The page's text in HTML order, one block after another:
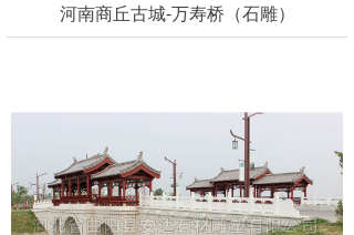
河南商丘古城-万寿桥（石雕）